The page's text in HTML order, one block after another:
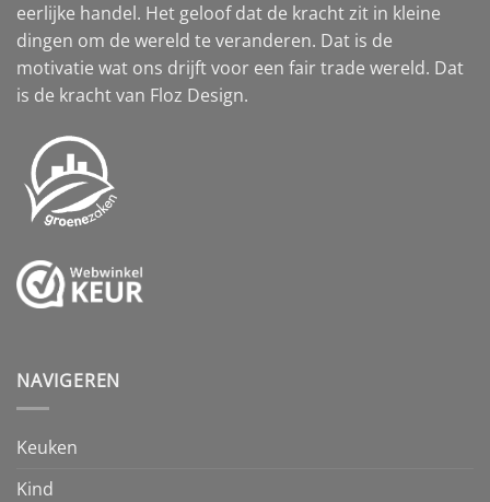
eerlijke handel. Het geloof dat de kracht zit in kleine
dingen om de wereld te veranderen. Dat is de
motivatie wat ons drijft voor een fair trade wereld. Dat
is de kracht van Floz Design.
NAVIGEREN
Keuken
Kind